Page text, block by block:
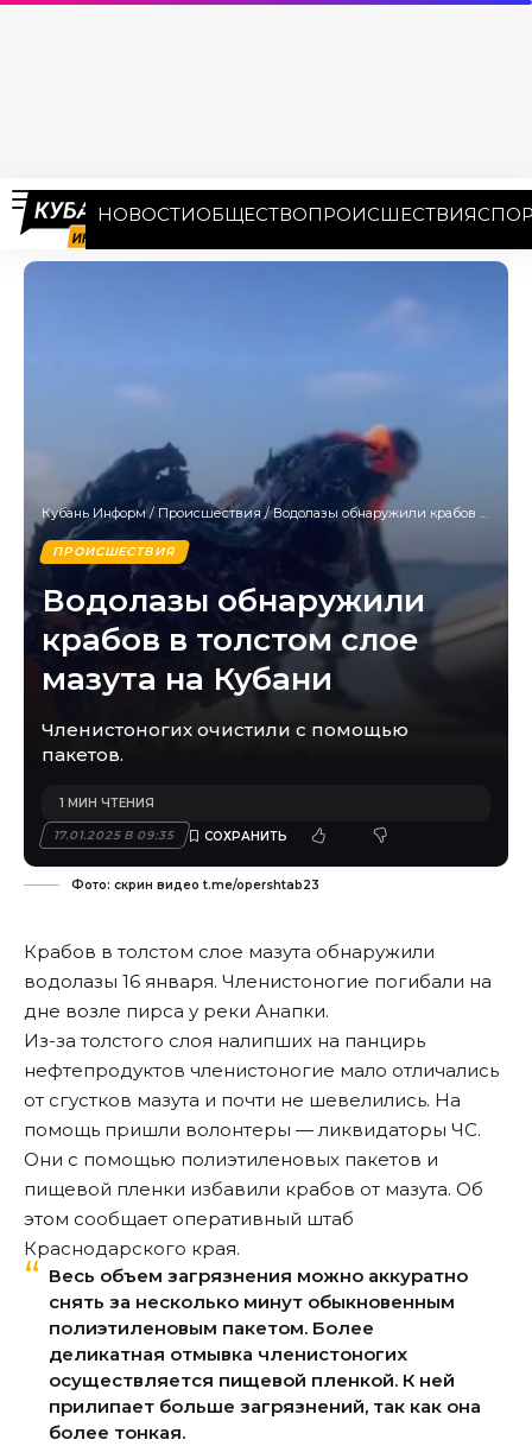
НОВОСТИОБЩЕСТВОПРОИСШЕСТВИЯ
Кубань Информ/ Происшествия/Водолазы обнаружили крабов в толстом слое мазута на Кубани
ПРОИСШЕСТВИЯ
Водолазы обнаружили
крабов в толстом слое
мазута на Кубани
Членистоногих очистили с помощью
пакетов.
17.01.2025 В 09:35
1 МИН ЧТЕНИЯ
Фото: скрин видео t.me/opershtab23
Крабов в толстом слое мазута обнаружили
водолазы 16 января. Членистоногие погибали на
дне возле пирса у реки Анапки.
Из-за толстого слоя налипших на панцирь
нефтепродуктов членистоногие мало отличались
от сгустков мазута и почти не шевелились. На
помощь пришли волонтеры — ликвидаторы ЧС.
Они с помощью полиэтиленовых пакетов и
пищевой пленки избавили крабов от мазута. Об
этом сообщает оперативный штаб
Краснодарского края.
Весь объем загрязнения можно аккуратно
снять за несколько минут обыкновенным
полиэтиленовым пакетом. Более
деликатная отмывка членистоногих
осуществляется пищевой пленкой. К ней
прилипает больше загрязнений, так как она
более тонкая.